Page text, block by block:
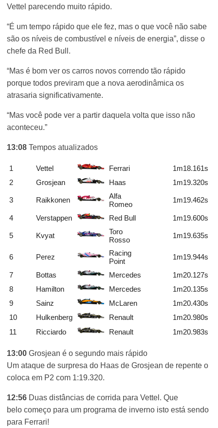
Vettel parecendo muito rápido.
“É um tempo rápido que ele fez, mas o que você não sabe
são os níveis de combustível e níveis de energia”, disse o
chefe da Red Bull.
“Mas é bom ver os carros novos correndo tão rápido
porque todos previram que a nova aerodinâmica os
atrasaria significativamente.
“Mas você pode ver a partir daquela volta que isso não
aconteceu.”
13:08 Tempos atualizados
1 Vettel Ferrari
1m18.161s
2
Grosjean Haas 1m19.320s
3 Raikkonen
Alfa
Romeo
1m19.462s
4 Verstappen Red Bull 1m19.600s
5 Kvyat
Toro
Rosso
1m19.635s
6 Perez
Racing
Point
1m19.944s
7 Bottas Mercedes
1m20.127s
8
Hamilton Mercedes
1m20.135s
9
Sainz McLaren
1m20.430s
10
Hulkenberg Renault
1m20.980s
11
Ricciardo Renault 1m20.983s
13:00 Grosjean é o segundo mais rápido
Um ataque de surpresa do Haas de Grosjean de repente o
coloca em P2 com 1:19.320.
12:56 Duas distâncias de corrida para Vettel. Que
belo começo para um programa de inverno isto está sendo
para Ferrari!